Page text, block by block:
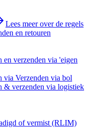
Lees meer over de regels
en retouren
en verzenden via 'eigen
via Verzenden via bol
& verzenden via logistiek
of vermist (RLIM)